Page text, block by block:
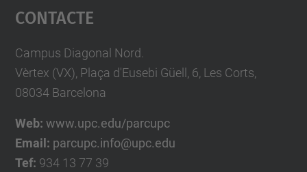
powered by
Contacte
Campus Diagonal Nord.
Vèrtex (VX), Plaça d'Eusebi Güell, 6, Les Corts,
08034 Barcelona
Web: www.upc.edu/parcupc
Email: parcupc.info@upc.edu
Tef: 934 13 77 39